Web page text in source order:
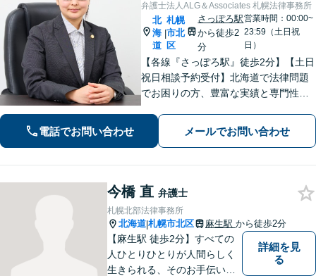
弁護士法人ALG＆Associates 札幌法律事務所
北
海
道
|
札幌
市北
区
さっぽろ駅
から徒歩2
分
営業時間：00:00~
23:59（土日祝
日）
【各線『さっぽろ駅』徒歩2分】【土日
祝日相談予約受付】北海道で法律問題
でお困りの方、豊富な実績と専門性を
電話でお問い合わせ メールでお問い合わせ
今橋 直 弁護士
札幌北部法律事務所
北海道|札幌市北区 麻生駅 から徒歩2分
【麻生駅 徒歩2分】すべての
人ひとりひとりが人間らしく
生きられる、そのお手伝いを
詳細を見
る